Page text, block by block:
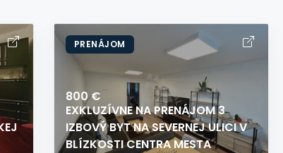
PRENÁJOM
800 €
EXKLUZÍVNE NA PRENÁJOM 3
IZBOVÝ BYT NA SEVERNEJ ULICI V
BLÍZKOSTI CENTRA MESTA